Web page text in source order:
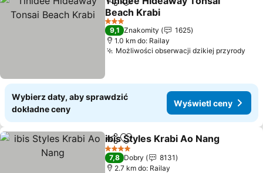
Udostępnij
Dodaj do ulubionych
Beach Krabi
Wyświetl ceny
3 Kategoria
9,1 Znakomity
1625
1.0 km do: Railay
Możliwości obserwacji dzikiej przyrody
Wybierz daty, aby sprawdzić
dokładne ceny
Wyświetl ceny
Udostępnij
Dodaj do ulubionych
ibis Styles Krabi Ao Nang
4 Kategoria
7,8 Dobry
8131
2.7 km do: Railay